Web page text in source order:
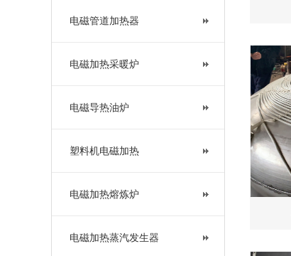
电磁管道加热器
电磁加热采暖炉
电磁导热油炉
塑料机电磁加热
电磁加热熔炼炉
电磁加热蒸汽发生器